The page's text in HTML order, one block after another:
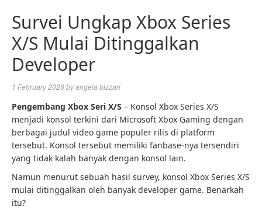
Survei Ungkap Xbox Series
X/S Mulai Ditinggalkan
Developer
1 February 2026byangela bizzari
Pengembang Xbox Seri X/S – Konsol Xbox Series X/S
menjadi konsol terkini dari Microsoft Xbox Gaming dengan
berbagai judul video game populer rilis di platform
tersebut. Konsol tersebut memiliki fanbase-nya tersendiri
yang tidak kalah banyak dengan konsol lain.
Namun menurut sebuah hasil survey, konsol Xbox Series X/S
mulai ditinggalkan oleh banyak developer game. Benarkah
itu?